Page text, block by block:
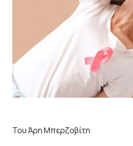
Του Άρη Μπερζοβίτη